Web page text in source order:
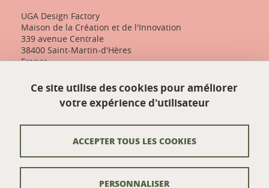
UGA Design Factory
Maison de la Création et de l'Innovation
339 avenue Centrale
38400 Saint-Martin-d'Hères
France
+33 (0)4 57 04 10 55
designfactory-contact@univ-grenoble-alpes.fr
Nos actualités
Contact
Venir à UGA Design Factory
Ce site utilise des cookies pour améliorer
votre expérience d'utilisateur
ACCEPTER TOUS LES COOKIES
PERSONNALISER